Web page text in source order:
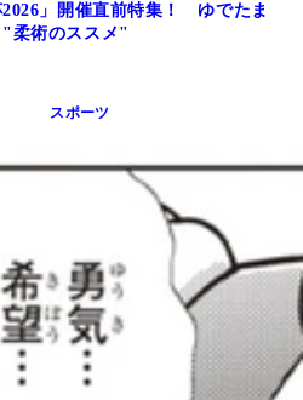
」開催直前特集！ ゆでたま
"柔術のススメ"
スポーツ